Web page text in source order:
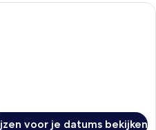
Een minibar, een kluis op de kamer,
voor je datums bekijken